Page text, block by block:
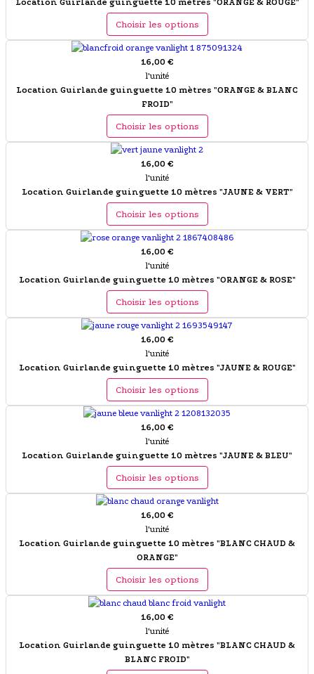
Location Guirlande guinguette 10 mètres "ORANGE & ROUGE"
Choisir les options
16,00 €
l'unité
Location Guirlande guinguette 10 mètres "ORANGE & BLANC
FROID"
Choisir les options
16,00 €
l'unité
Location Guirlande guinguette 10 mètres "JAUNE & VERT"
Choisir les options
16,00 €
l'unité
Location Guirlande guinguette 10 mètres "ORANGE & ROSE"
Choisir les options
16,00 €
l'unité
Location Guirlande guinguette 10 mètres "JAUNE & ROUGE"
Choisir les options
16,00 €
l'unité
Location Guirlande guinguette 10 mètres "JAUNE & BLEU"
Choisir les options
16,00 €
l'unité
Location Guirlande guinguette 10 mètres "BLANC CHAUD &
ORANGE"
Choisir les options
16,00 €
l'unité
Location Guirlande guinguette 10 mètres "BLANC CHAUD &
BLANC FROID"